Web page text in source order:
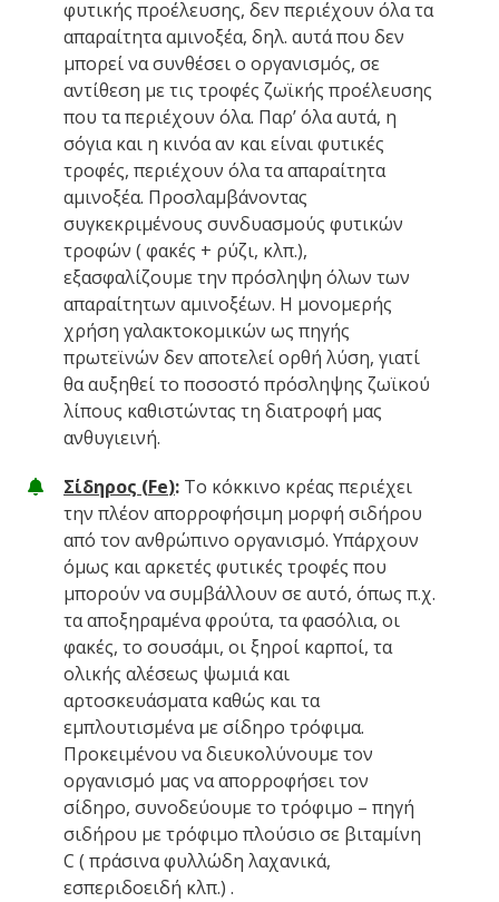
φυτικής προέλευσης, δεν περιέχουν όλα τα
απαραίτητα αμινοξέα, δηλ. αυτά που δεν
μπορεί να συνθέσει ο οργανισμός, σε
αντίθεση με τις τροφές ζωϊκής προέλευσης
που τα περιέχουν όλα. Παρ’ όλα αυτά, η
σόγια και η κινόα αν και είναι φυτικές
τροφές, περιέχουν όλα τα απαραίτητα
αμινοξέα. Προσλαμβάνοντας
συγκεκριμένους συνδυασμούς φυτικών
τροφών ( φακές + ρύζι, κλπ.),
εξασφαλίζουμε την πρόσληψη όλων των
απαραίτητων αμινοξέων. Η μονομερής
χρήση γαλακτοκομικών ως πηγής
πρωτεϊνών δεν αποτελεί ορθή λύση, γιατί
θα αυξηθεί το ποσοστό πρόσληψης ζωϊκού
λίπους καθιστώντας τη διατροφή μας
ανθυγιεινή.
Σίδηρος (Fe): Το κόκκινο κρέας περιέχει
την πλέον απορροφήσιμη μορφή σιδήρου
από τον ανθρώπινο οργανισμό. Υπάρχουν
όμως και αρκετές φυτικές τροφές που
μπορούν να συμβάλλουν σε αυτό, όπως π.χ.
τα αποξηραμένα φρούτα, τα φασόλια, οι
φακές, το σουσάμι, οι ξηροί καρποί, τα
ολικής αλέσεως ψωμιά και
αρτοσκευάσματα καθώς και τα
εμπλουτισμένα με σίδηρο τρόφιμα.
Προκειμένου να διευκολύνουμε τον
οργανισμό μας να απορροφήσει τον
σίδηρο, συνοδεύουμε το τρόφιμο – πηγή
σιδήρου με τρόφιμο πλούσιο σε βιταμίνη
C ( πράσινα φυλλώδη λαχανικά,
εσπεριδοειδή κλπ.) .